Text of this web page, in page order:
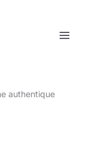
authentique